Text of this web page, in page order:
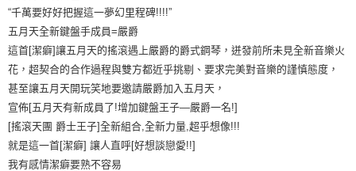
“千萬要好好把握這一夢幻里程碑!!!!”
五月天全新鍵盤手成員=嚴爵
這首[潔癖]讓五月天的搖滾遇上嚴爵的爵式鋼琴，迸發前所未見全新音樂火
花，超契合的合作過程與雙方都近乎挑剔、要求完美對音樂的謹慎態度，
甚至讓五月天開玩笑地要邀請嚴爵加入五月天，
宣佈[五月天有新成員了!增加鍵盤王子—嚴爵一名!]
[搖滾天團 爵士王子]全新組合,全新力量,超乎想像!!!
就是這一首[潔癖] 讓人直呼[好想談戀愛!!]
我有感情潔癖要熟不容易